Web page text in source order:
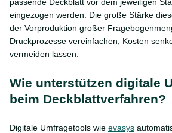
eingezogen werden. Die große Stärke
der Vorproduktion großer
Druckprozesse vereinfachen, Kosten
vermeiden lassen.
Wie unterstützen digitale
beim Deckblattverfahren?
Digitale Umfragetools wie evasys